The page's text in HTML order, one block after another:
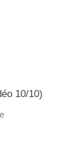
10/10)